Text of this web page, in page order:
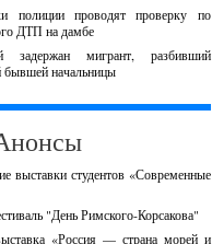
полиции проводят проверку по
ДТП на дамбе
задержан мигрант, разбивший
бывшей начальницы
выставки студентов «Современные
"День Римского-Корсакова"
«Россия — страна морей и